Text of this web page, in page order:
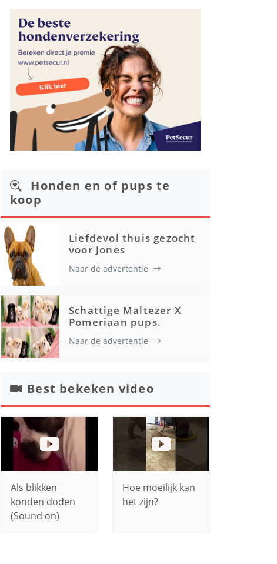
Honden en of pups te
koop
Liefdevol thuis gezocht
voor Jones
Naar de advertentie
Schattige Maltezer X
Pomeriaan pups.
Naar de advertentie
Best bekeken video
Als blikken
konden doden
(Sound on)
Hoe moeilijk kan
het zijn?